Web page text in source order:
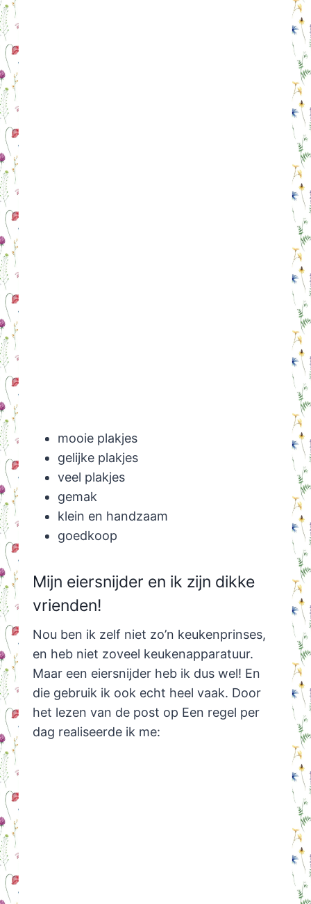
mooie plakjes
gelijke plakjes
veel plakjes
gemak
klein en handzaam
goedkoop
Mijn eiersnijder en ik zijn dikke
vrienden!
Nou ben ik zelf niet zo’n keukenprinses,
en heb niet zoveel keukenapparatuur.
Maar een eiersnijder heb ik dus wel! En
die gebruik ik ook echt heel vaak. Door
het lezen van de post op Een regel per
dag realiseerde ik me: